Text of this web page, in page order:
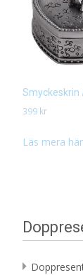
Smyckeskrin
399 kr
Läs mera här